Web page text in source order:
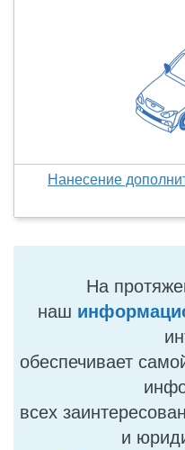
Нанесение
На
наш
обеспечивает
всех
и